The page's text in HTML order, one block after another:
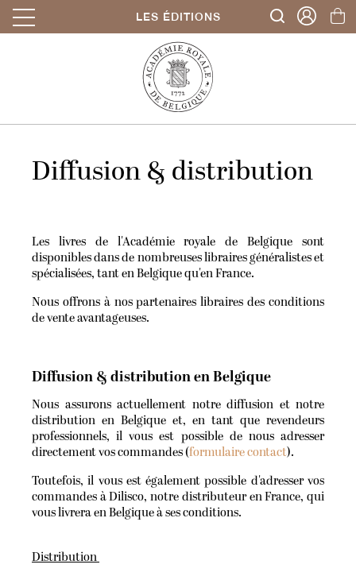
LES ÉDITIONS
Diffusion & distribution
Les livres de l'Académie royale de Belgique sont
disponibles dans de nombreuses libraires généralistes et
spécialisées, tant en Belgique qu'en France.
Nous offrons à nos partenaires libraires des conditions
de vente avantageuses.
Diffusion & distribution en Belgique
Nous assurons actuellement notre diffusion et notre
distribution en Belgique et, en tant que revendeurs
professionnels, il vous est possible de nous adresser
directement vos commandes (formulaire contact).
Toutefois, il vous est également possible d'adresser vos
commandes à Dilisco, notre distributeur en France, qui
vous livrera en Belgique à ses conditions.
Distribution